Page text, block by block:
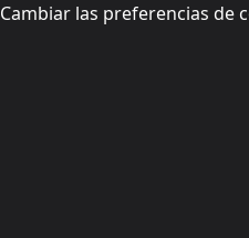
Cambiar las preferencias de